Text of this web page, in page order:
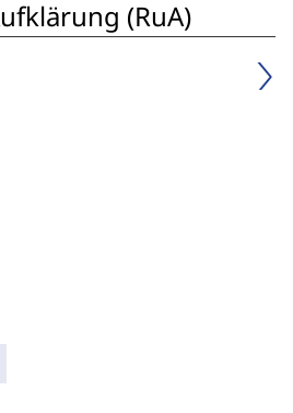
(RuA)